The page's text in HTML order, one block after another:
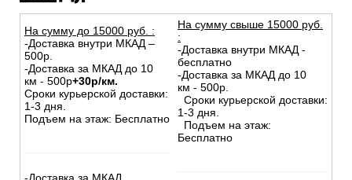
На сумму до 15000 руб. :
-Доставка внутри МКАД –
500р.
-Доставка за МКАД до 10
км - 500р+30р/км.
Сроки курьерской доставки:
1-3 дня.
Подъем на этаж: Бесплатно
На сумму свыше 15000 руб.
:
-Доставка внутри МКАД -
бесплатно
-Доставка за МКАД до 10
км - 500р.
Сроки курьерской доставки:
1-3 дня.
Подъем на этаж:
Бесплатно